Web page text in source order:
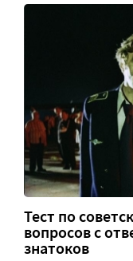
Тест по
вопросов с
знатоков